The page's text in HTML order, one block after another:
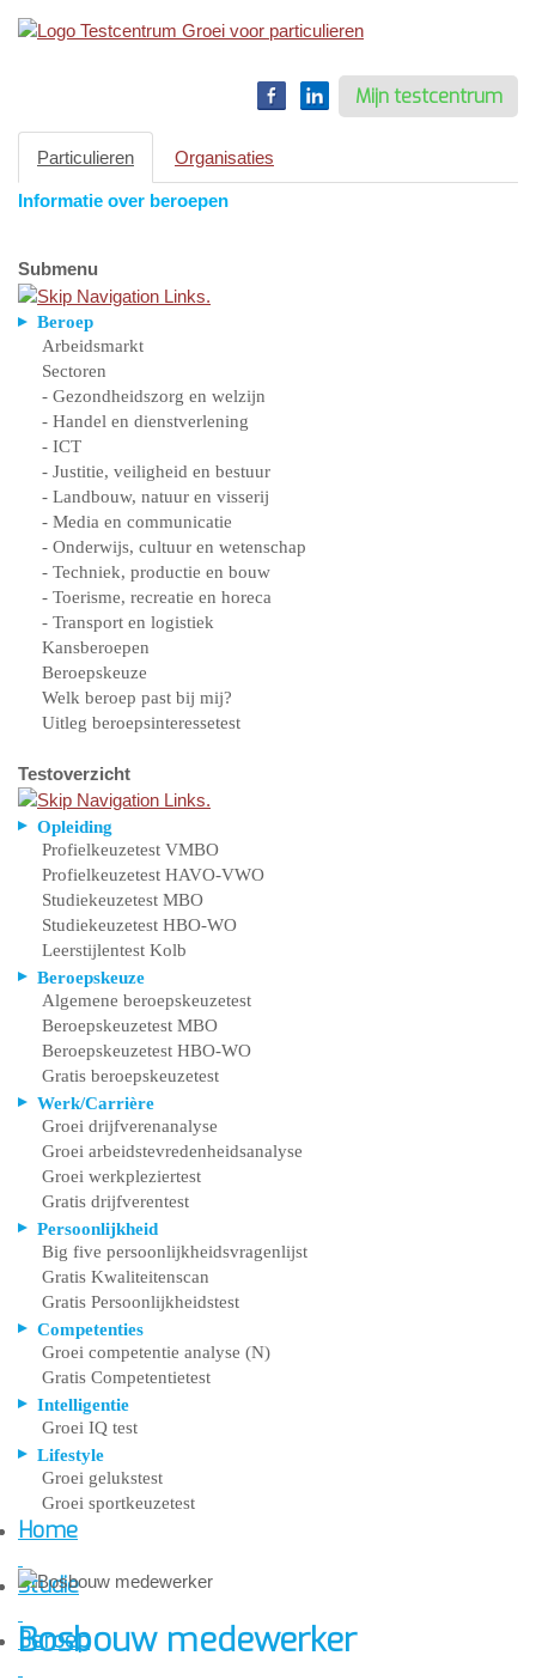
Mijn testcentrum
Particulieren Organisaties
Informatie over beroepen
Submenu
Beroep
Arbeidsmarkt
Sectoren
- Gezondheidszorg en welzijn
- Handel en dienstverlening
- ICT
- Justitie, veiligheid en bestuur
- Landbouw, natuur en visserij
- Media en communicatie
- Onderwijs, cultuur en wetenschap
- Techniek, productie en bouw
- Toerisme, recreatie en horeca
- Transport en logistiek
Kansberoepen
Beroepskeuze
Welk beroep past bij mij?
Uitleg beroepsinteressetest
Testoverzicht
Opleiding
Profielkeuzetest VMBO
Profielkeuzetest HAVO-VWO
Studiekeuzetest MBO
Studiekeuzetest HBO-WO
Leerstijlentest Kolb
Beroepskeuze
Algemene beroepskeuzetest
Beroepskeuzetest MBO
Beroepskeuzetest HBO-WO
Gratis beroepskeuzetest
Werk/Carrière
Groei drijfverenanalyse
Groei arbeidstevredenheidsanalyse
Groei werkpleziertest
Gratis drijfverentest
Persoonlijkheid
Big five persoonlijkheidsvragenlijst
Gratis Kwaliteitenscan
Gratis Persoonlijkheidstest
Competenties
Groei competentie analyse (N)
Gratis Competentietest
Intelligentie
Groei IQ test
Lifestyle
Groei gelukstest
Groei sportkeuzetest
Home
Studie
Beroep
Bosbouw medewerker